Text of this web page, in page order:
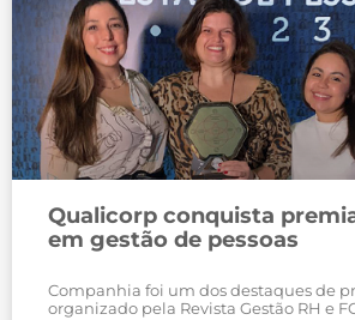
Qualicorp conquista
em gestão de pessoas
Companhia foi um dos destaques de
organizado pela Revista Gestão RH e